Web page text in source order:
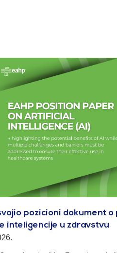
pozicioni dokument
inteligencije u zdravstvu